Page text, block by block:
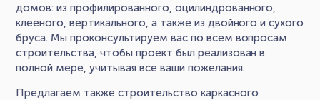
домов: из профилированного, оцилиндрованного,
клееного, вертикального, а также из двойного и сухого
бруса. Мы проконсультируем вас по всем вопросам
строительства, чтобы проект был реализован в
полной мере, учитывая все ваши пожелания.
Предлагаем также строительство каркасного